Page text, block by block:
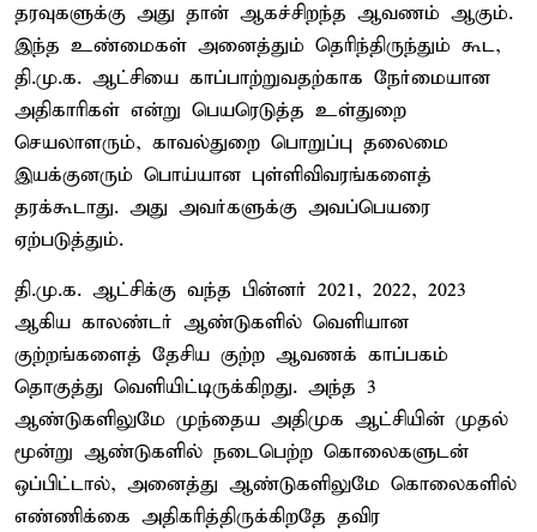
தரவுகளுக்கு அது தான் ஆகச்சிறந்த ஆவணம் ஆகும்.
இந்த உண்மைகள் அனைத்தும் தெரிந்திருந்தும் கூட,
தி.மு.க. ஆட்சியை காப்பாற்றுவதற்காக நேர்மையான
அதிகாரிகள் என்று பெயரெடுத்த உள்துறை
செயலாளரும், காவல்துறை பொறுப்பு தலைமை
இயக்குனரும் பொய்யான புள்ளிவிவரங்களைத்
தரக்கூடாது. அது அவர்களுக்கு அவப்பெயரை
ஏற்படுத்தும்.
தி.மு.க. ஆட்சிக்கு வந்த பின்னர் 2021, 2022, 2023
ஆகிய காலண்டர் ஆண்டுகளில் வெளியான
குற்றங்களைத் தேசிய குற்ற ஆவணக் காப்பகம்
தொகுத்து வெளியிட்டிருக்கிறது. அந்த 3
ஆண்டுகளிலுமே முந்தைய அதிமுக ஆட்சியின் முதல்
மூன்று ஆண்டுகளில் நடைபெற்ற கொலைகளுடன்
ஒப்பிட்டால், அனைத்து ஆண்டுகளிலுமே கொலைகளில்
எண்ணிக்கை அதிகரித்திருக்கிறதே தவிர